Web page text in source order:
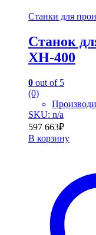
Станки для
Станок
XH-400
0 out of 5
(0)
SKU: n/a
597 663₽
В корзину